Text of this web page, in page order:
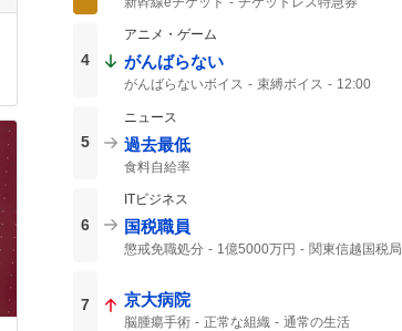
えきねっと
JR東
4
アニメ・ゲーム
がんばらない
がんばらないボイス 束縛ボイス
12:00
5
ニュース
過去最低
食料自給率
6
ITビジネス
国税職員
懲戒免職処分 1億5000万円
関東信越国税局
7 京大病院
脳腫瘍手術 正常な組織
通常の生活